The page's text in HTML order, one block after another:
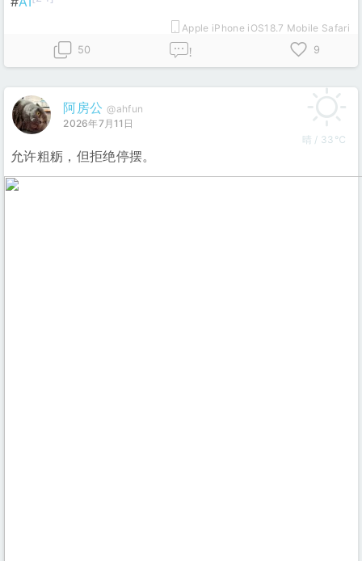
Apple iPhone iOS18.7 Mobile Safari
50
! 9
阿房公 @ahfun
2026年7月11日
晴 / 33℃
允许粗粝，但拒绝停摆。